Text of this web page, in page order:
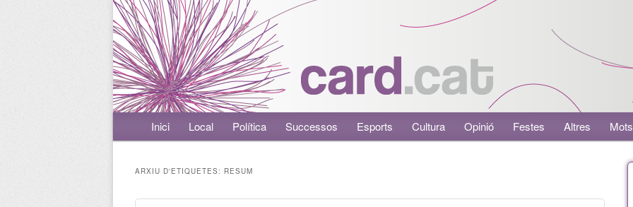
Menú principalAneu al contingut principal
Aneu al contingut secundari
Inici Local Política Successos Esports Cultura Opinió Festes Altres
ARXIU D'ETIQUETES: RESUM